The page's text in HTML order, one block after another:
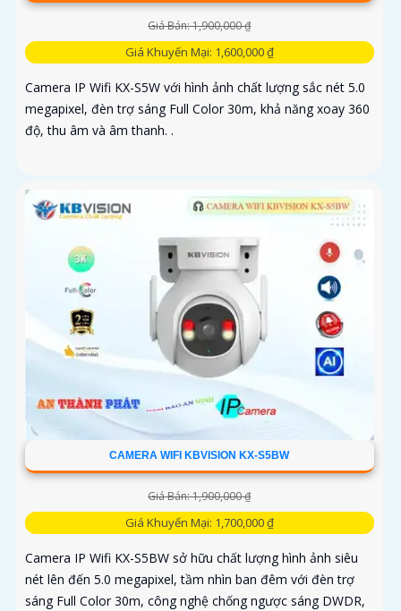
Giá Bán: 1,900,000 ₫
Giá Khuyến Mại: 1,600,000 ₫
Camera IP Wifi KX-S5W với hình ảnh chất lượng sắc nét 5.0
megapixel, đèn trợ sáng Full Color 30m, khả năng xoay 360
độ, thu âm và âm thanh. .
CAMERA WIFI KBVISION KX-S5BW
Giá Bán: 1,900,000 ₫
Giá Khuyến Mại: 1,700,000 ₫
Camera IP Wifi KX-S5BW sở hữu chất lượng hình ảnh siêu
nét lên đến 5.0 megapixel, tầm nhìn ban đêm với đèn trợ
sáng Full Color 30m, công nghệ chống ngược sáng DWDR,